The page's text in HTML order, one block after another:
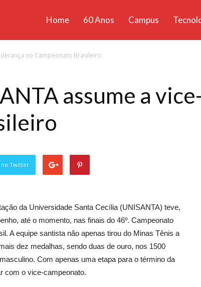
Home 60 Anos Campus
no Campeonato Brasileiro
assume a
no Twitter
da Universidade Santa Cecília (UNISANTA) teve,
até o momento, nas finais do 46º. Campeonato
A equipe santista não apenas tirou do Minas Tênis a
dez medalhas, sendo duas de ouro, nos 1500
Com apenas uma etapa para o término da
com o vice-campeonato.